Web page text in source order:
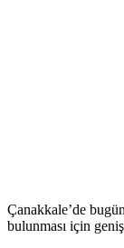
Çanakkale’de
bulunması için